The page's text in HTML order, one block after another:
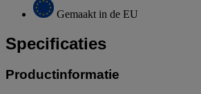
Gemaakt in de EU
Specificaties
Productinformatie